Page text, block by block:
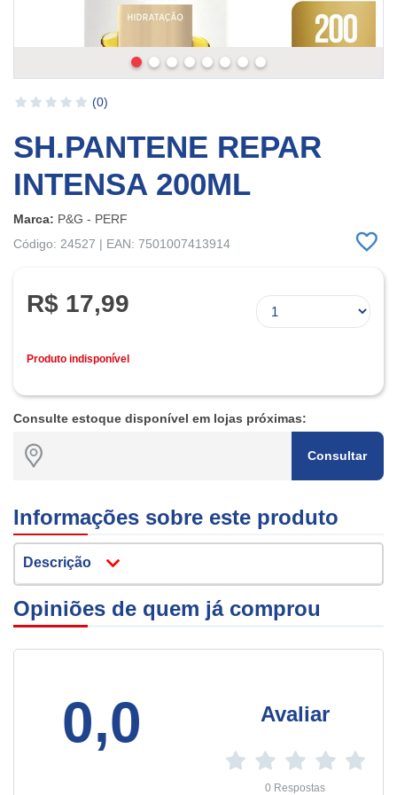
(0)
SH.PANTENE REPAR
INTENSA 200ML
Marca: P&G - PERF
Código: 24527 | EAN: 7501007413914
R$ 17,99
Produto indisponível
Consulte estoque disponível em lojas próximas:
Consultar
Informações sobre este produto
Descrição
Opiniões de quem já comprou
0,0 Avaliar
0 Respostas